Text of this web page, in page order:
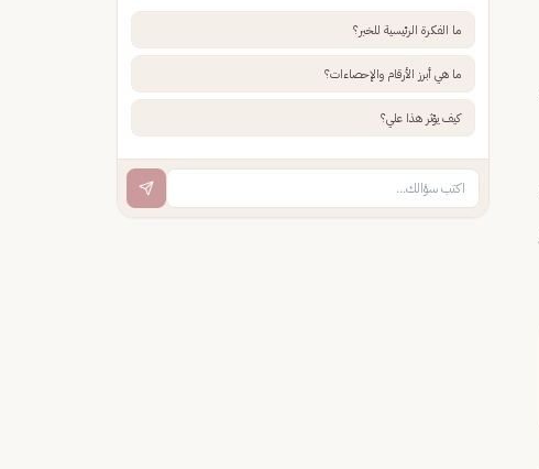
ما الفكرة الرئيسية للخبر؟
ما هي أبرز الأرقام والإحصاءات؟
كيف يؤثر هذا علي؟